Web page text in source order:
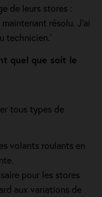
de leurs stores :
résolu. J’ai
technicien.'
quel que soit le
tous types de
volants roulants en
pour les stores
aux variations de